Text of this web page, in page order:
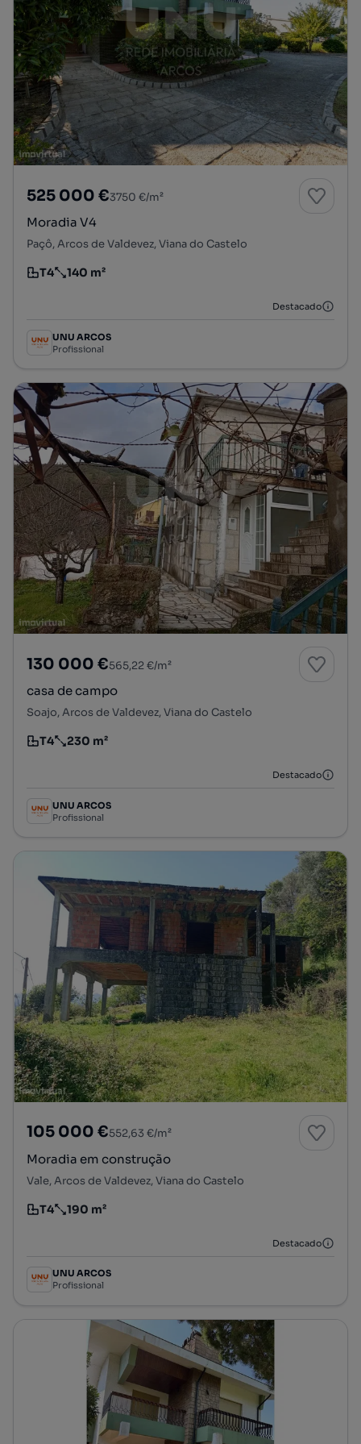
525 000 €3750 €/m²
Moradia V4
Paçô, Arcos de Valdevez, Viana do Castelo
Tipologia
T4
Preço por metro quadrado
140 m²
Destacado
UNU ARCOS
Profissional
130 000 €565,22 €/m²
casa de campo
Soajo, Arcos de Valdevez, Viana do Castelo
Tipologia
T4
Preço por metro quadrado
230 m²
Destacado
UNU ARCOS
Profissional
105 000 €552,63 €/m²
Moradia em construção
Vale, Arcos de Valdevez, Viana do Castelo
Tipologia
T4
Preço por metro quadrado
190 m²
Destacado
UNU ARCOS
Profissional